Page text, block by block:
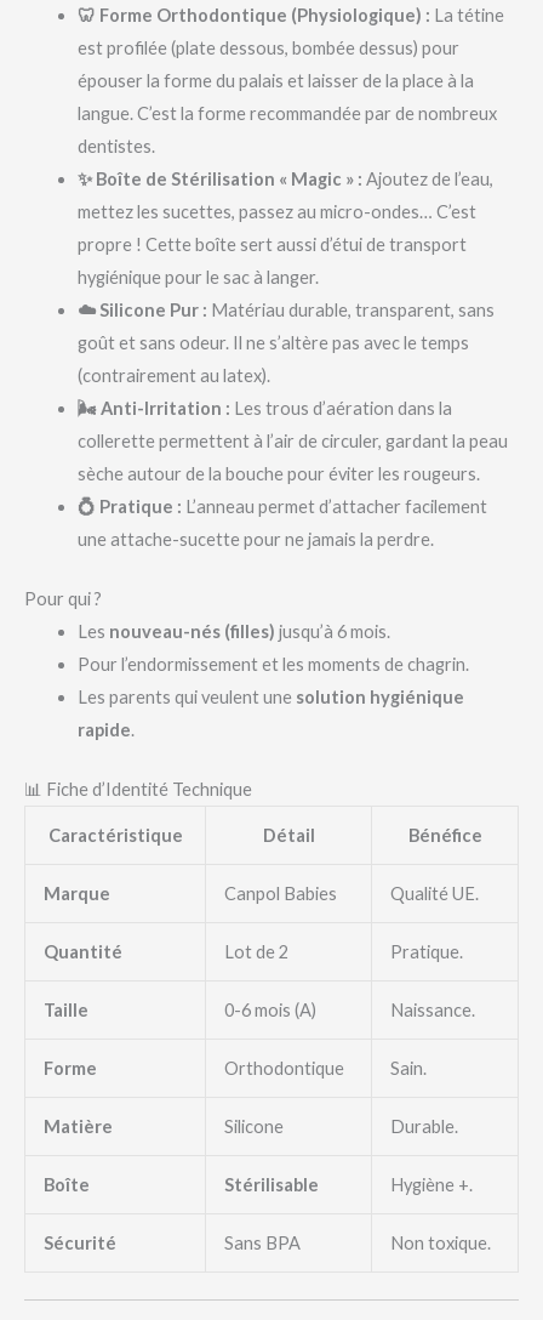
🦷 Forme Orthodontique (Physiologique) : La tétine
est profilée (plate dessous, bombée dessus) pour
épouser la forme du palais et laisser de la place à la
langue. C’est la forme recommandée par de nombreux
dentistes.
✨ Boîte de Stérilisation « Magic » : Ajoutez de l’eau,
mettez les sucettes, passez au micro-ondes… C’est
propre ! Cette boîte sert aussi d’étui de transport
hygiénique pour le sac à langer.
☁️ Silicone Pur : Matériau durable, transparent, sans
goût et sans odeur. Il ne s’altère pas avec le temps
(contrairement au latex).
🌬️ Anti-Irritation : Les trous d’aération dans la
collerette permettent à l’air de circuler, gardant la peau
sèche autour de la bouche pour éviter les rougeurs.
💍 Pratique : L’anneau permet d’attacher facilement
une attache-sucette pour ne jamais la perdre.
Pour qui ?
Les nouveau-nés (filles) jusqu’à 6 mois.
Pour l’endormissement et les moments de chagrin.
Les parents qui veulent une solution hygiénique
rapide.
📊 Fiche d’Identité Technique
Caractéristique Détail Bénéfice
Marque Canpol Babies Qualité UE.
Quantité Lot de 2 Pratique.
Taille 0-6 mois (A) Naissance.
Forme Orthodontique Sain.
Matière Silicone Durable.
Boîte Stérilisable Hygiène +.
Sécurité Sans BPA Non toxique.